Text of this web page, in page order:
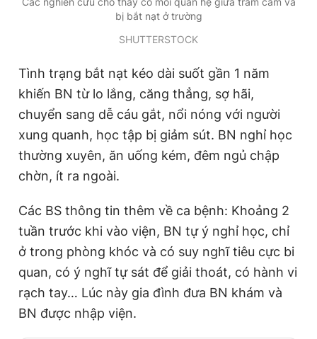
bị bắt nạt ở trường
SHUTTERSTOCK
Tình trạng bắt nạt kéo dài suốt gần 1 năm
khiến BN từ lo lắng, căng thẳng, sợ hãi,
chuyển sang dễ cáu gắt, nổi nóng với người
xung quanh, học tập bị giảm sút. BN nghỉ học
thường xuyên, ăn uống kém, đêm ngủ chập
chờn, ít ra ngoài.
Các BS thông tin thêm về ca bệnh: Khoảng 2
tuần trước khi vào viện, BN tự ý nghỉ học, chỉ
ở trong phòng khóc và có suy nghĩ tiêu cực bi
quan, có ý nghĩ tự sát để giải thoát, có hành vi
rạch tay… Lúc này gia đình đưa BN khám và
BN được nhập viện.